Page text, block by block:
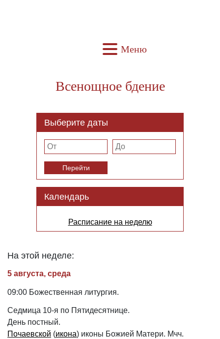
Меню
Всенощное бдение
Выберите даты
Перейти
Календарь
Расписание на неделю
На этой неделе:
5 августа, среда
09:00 Божественная литургия.
Седмица 10-я по Пятидесятнице.
День постный.
Почаевской (икона) иконы Божией Матери. Мчч.